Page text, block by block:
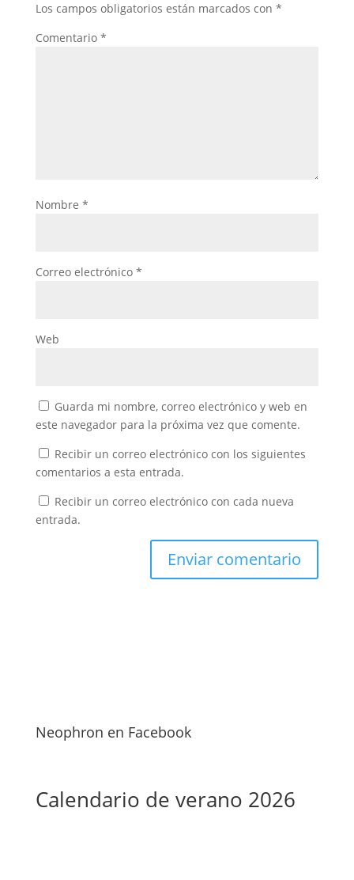
Los campos obligatorios están marcados con *
Comentario *
Nombre *
Correo electrónico *
Web
Guarda mi nombre, correo electrónico y web en
este navegador para la próxima vez que comente.
Recibir un correo electrónico con los siguientes
comentarios a esta entrada.
Recibir un correo electrónico con cada nueva
entrada.
Neophron en Facebook
Calendario de verano 2026